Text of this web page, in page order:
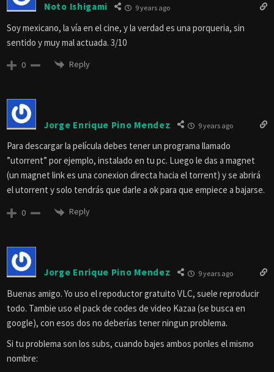
Noto Ishigami 9 years ago
Soy mexicano, la vía en el cine, y la verdad es una porqueria, sin
sentido y muy mal actuada. 3/10
0 Reply
Jorge Enrique Pino Mendez 9 years ago
Para descargar la película debes tener un programa llamado
”utorrent” por ejemplo, instalado en tu pc. Luego le das a magnet
(un magnet link es una conexion directa hacia el torrent) y se abrirá
el utorrent y solo tendrás que darle a ok para que empiece a bajarse.
0 Reply
Jorge Enrique Pino Mendez 9 years ago
Buenas amigo. Yo uso el repoductor gratuito VLC, suele reproducir
todo. Tambie uso el pack de codes de video Kazaa (se busca en
google), con esos dos no deberías tener ningun problema.
Si tu problema son los subs, cuando bajes ambos ponles el mismo
nombre: